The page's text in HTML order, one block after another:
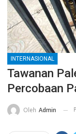
INTERNASIONAL
Tawanan
Percobaan
Oleh Admin